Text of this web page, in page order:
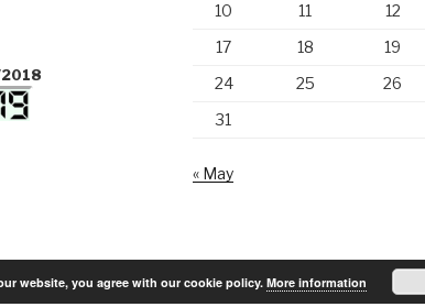
10
11 12
17
18 19
24
25 26
31
« May
website, you agree with our cookie policy. More information